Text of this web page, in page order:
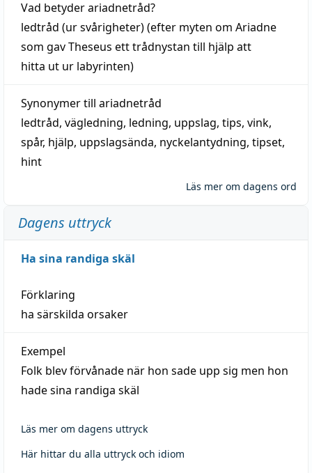
Vad betyderariadnetråd?
ledtråd (ur svårigheter) (efter myten om Ariadne
som gav Theseus ett trådnystan till hjälp att
hitta ut ur labyrinten)
Synonymer till ariadnetråd
ledtråd, vägledning, ledning, uppslag, tips, vink,
spår, hjälp, uppslagsända, nyckelantydning, tipset,
hint
Läs mer om dagens ord
Dagens uttryck
Ha sina randiga skäl
Förklaring
ha särskilda orsaker
Exempel
Folk blev förvånade när hon sade upp sig men hon
hade sina randiga skäl
Läs mer om dagens uttryck
Här hittar du alla uttryck och idiom